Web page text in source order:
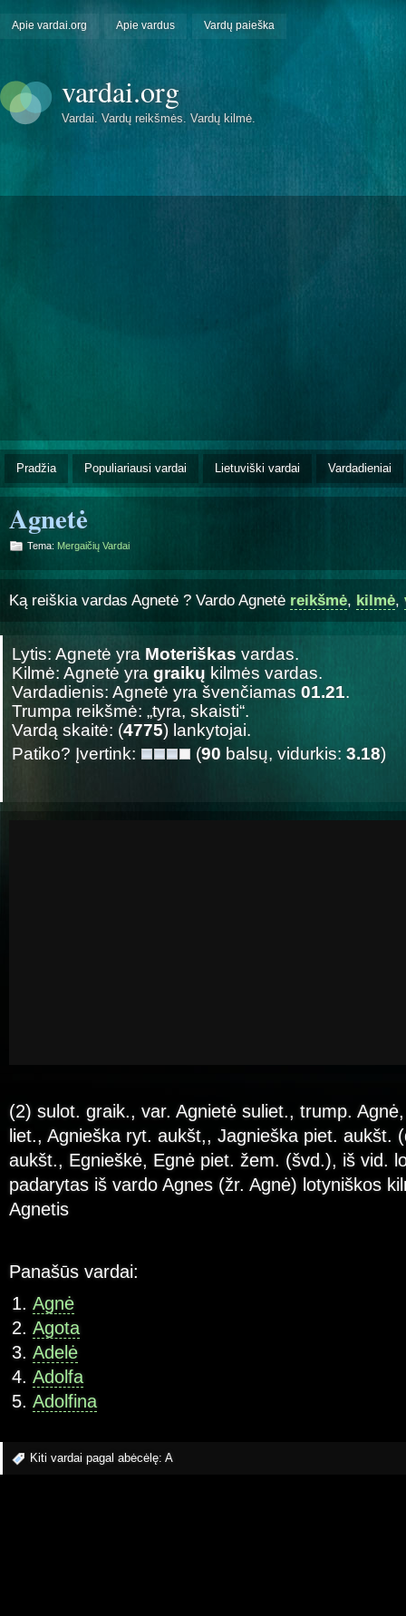
Apie vardai.org Apie vardus Vardų paieška
vardai.org
Vardai. Vardų reikšmės. Vardų kilmė.
Pradžia Populiariausi vardai Lietuviški vardai Vardadieniai
Agnetė
Tema: Mergaičių Vardai
Ką reiškia vardas Agnetė ? Vardo Agnetė reikšmė, kilmė,
Lytis: Agnetė yra Moteriškas vardas.
Kilmė: Agnetė yra graikų kilmės vardas.
Vardadienis: Agnetė yra švenčiamas 01.21.
Trumpa reikšmė: „tyra, skaisti“.
Vardą skaitė: (4775) lankytojai.
Patiko? Įvertink:
(90 balsų, vidurkis: 3.18)
(2) sulot. graik., var. Agnietė suliet., trump.
liet., Agnieška ryt. aukšt,, Jagnieška piet. aukšt.
aukšt., Egnieškė, Egnė piet. žem. (švd.), iš vid.
padarytas iš vardo Agnes (žr. Agnė) lotyniškos
Agnetis
Panašūs vardai:
Agnė
Agota
Adelė
Adolfa
Adolfina
Kiti vardai pagal abėcėlę: A